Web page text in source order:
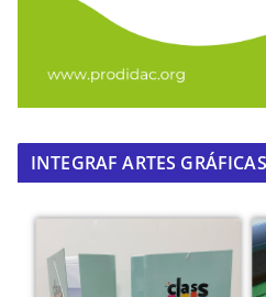
INTEGRAF ARTES GRÁFICAS